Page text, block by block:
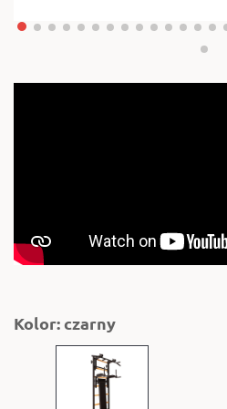
Kolor: czarny